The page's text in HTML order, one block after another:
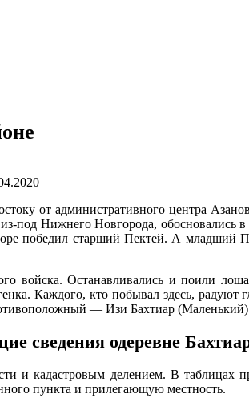
от административного центра
под Нижнего Новгорода, обосновались
победил старший Пектей. А
войска. Останавливались и поили
Каждого, кто побывал здесь,
— Изи Бахтиар
сведения одеревне
и кадастровым делением. В таблицах
пункта и прилегающую местность.